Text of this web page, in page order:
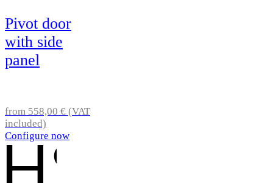
Pivot door
with side
panel
from 558,00 € (VAT
included)
Configure now